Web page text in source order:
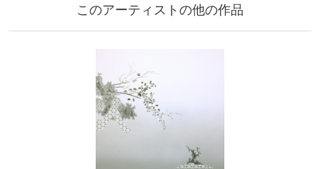
このアーティストの他の作品